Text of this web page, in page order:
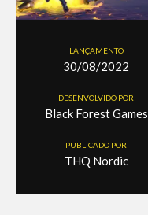
LANÇAMENTO
30/08/2022
DESENVOLVIDO POR
Black Forest Games
PUBLICADO POR
THQ Nordic